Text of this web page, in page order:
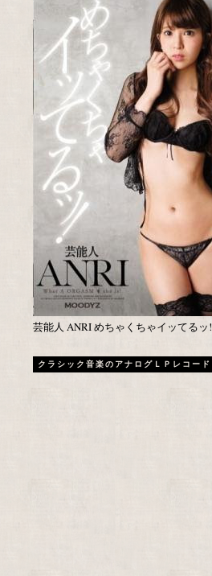
芸能人 ANRI めちゃくちゃイッてるッ!
クラシック音楽のアナログＬＰレコード